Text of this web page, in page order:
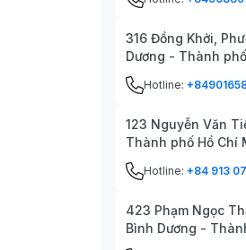
316 Đồng Khởi,
Dương - Thành
Hotline:
123 Nguyễn Văn
Thành phố Hồ Chí
Hotline: +84 913
423 Phạm Ngọc
Bình Dương -